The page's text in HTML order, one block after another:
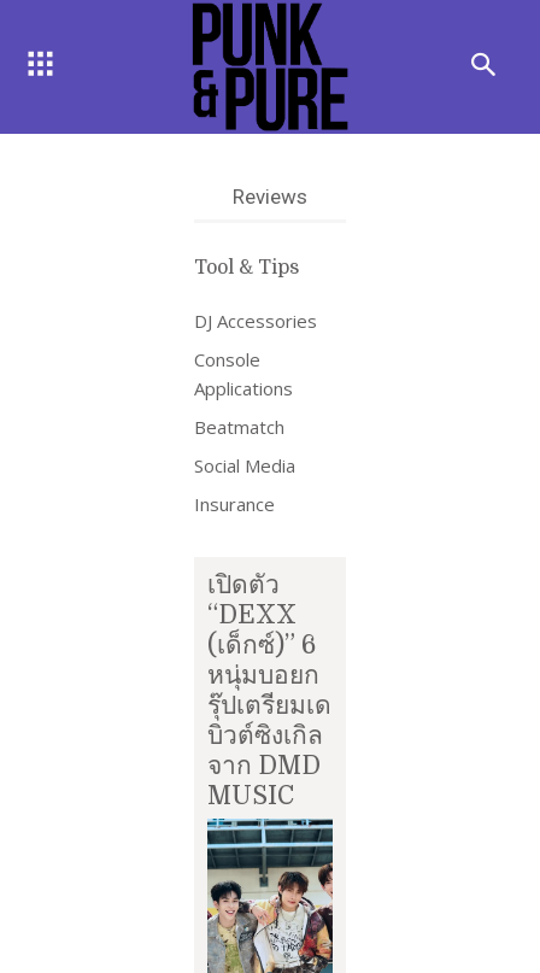
Reviews
Tool & Tips
DJ Accessories
Console
Applications
Beatmatch
Social Media
Insurance
เปิดตัว
“DEXX
(เด็กซ์)” 6
หนุ่มบอยก
รุ๊ปเตรียมเด
บิวต์ซิงเกิล
จาก DMD
MUSIC